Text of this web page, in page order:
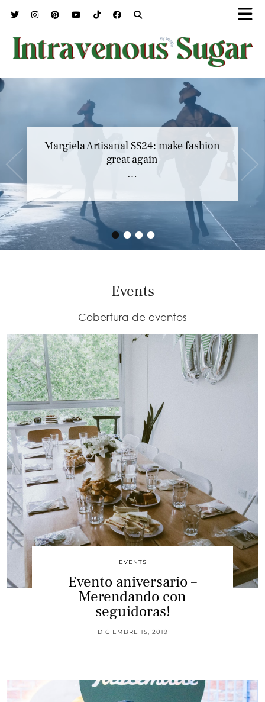
••••
Margiela Artisanal SS24: make fashion
great again
…
Marc Jacobs SS23 y el buscar confort en
nuestros héroes
…
Events
Cobertura de eventos
EVENTS
Evento aniversario –
Merendando con
seguidoras!
DICIEMBRE 15, 2019